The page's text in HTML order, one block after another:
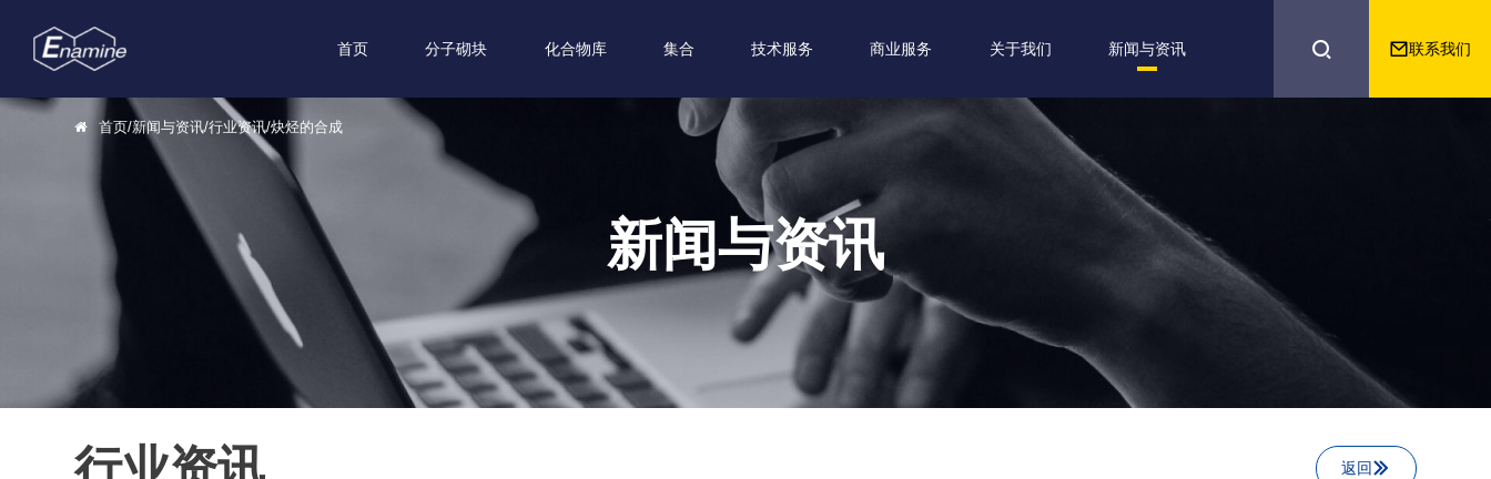
首页 分子砌块 化合物库 集合 技术服务 商业服务 关于我们 新闻与资讯  联系我们
新闻与资讯
首页/新闻与资讯/行业资讯/炔烃的合成
行业资讯 返回